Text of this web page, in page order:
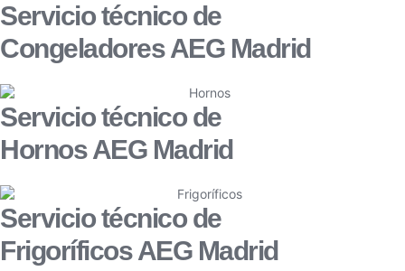
Servicio técnico de
Congeladores AEG Madrid
Servicio técnico de
Hornos AEG Madrid
Servicio técnico de
Frigoríficos AEG Madrid